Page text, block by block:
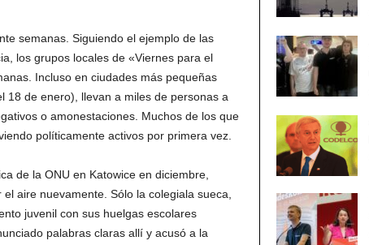
semanas. Siguiendo el ejemplo de las
los grupos locales de «Viernes para el
Incluso en ciudades más pequeñas
de enero), llevan a miles de personas a
o amonestaciones. Muchos de los que
políticamente activos por primera vez.
de la ONU en Katowice en diciembre,
aire nuevamente. Sólo la colegiala sueca,
juvenil con sus huelgas escolares
palabras claras allí y acusó a la